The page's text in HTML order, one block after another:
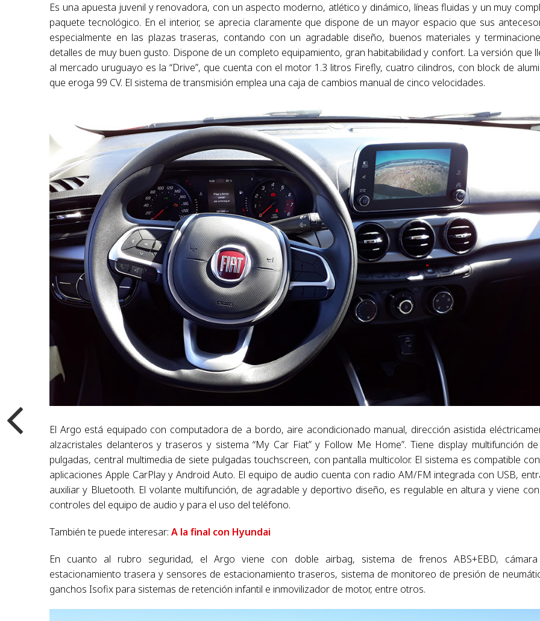
Es una apuesta juvenil y renovadora, con un aspecto moderno, atlético y dinámico, líneas fluidas y un muy
paquete tecnológico. En el interior, se aprecia claramente que dispone de un mayor espacio que sus
especialmente en las plazas traseras, contando con un agradable diseño, buenos materiales y
detalles de muy buen gusto. Dispone de un completo equipamiento, gran habitabilidad y confort. La versión que
al mercado uruguayo es la “Drive”, que cuenta con el motor 1.3 litros Firefly, cuatro cilindros, con block de
que eroga 99 CV. El sistema de transmisión emplea una caja de cambios manual de cinco velocidades.
El Argo está equipado con computadora de a bordo, aire acondicionado manual, dirección asistida
alzacristales delanteros y traseros y sistema “My Car Fiat” y Follow Me Home”. Tiene display multifunción
pulgadas, central multimedia de siete pulgadas touchscreen, con pantalla multicolor. El sistema es compatible
aplicaciones Apple CarPlay y Android Auto. El equipo de audio cuenta con radio AM/FM integrada con USB,
auxiliar y Bluetooth. El volante multifunción, de agradable y deportivo diseño, es regulable en altura y viene
controles del equipo de audio y para el uso del teléfono.
También te puede interesar:A la final con Hyundai
En cuanto al rubro seguridad, el Argo viene con doble airbag, sistema de frenos ABS+EBD,
estacionamiento trasera y sensores de estacionamiento traseros, sistema de monitoreo de presión de
ganchos Isofix para sistemas de retención infantil e inmovilizador de motor, entre otros.